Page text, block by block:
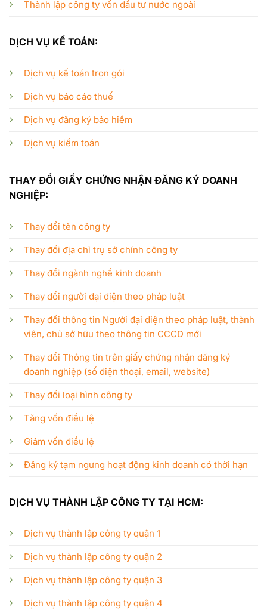
Thành lập công ty vốn đầu tư nước ngoài
DỊCH VỤ KẾ TOÁN:
Dịch vụ kế toán trọn gói
Dịch vụ báo cáo thuế
Dịch vụ đăng ký bảo hiểm
Dịch vụ kiểm toán
THAY ĐỔI GIẤY CHỨNG NHẬN ĐĂNG KÝ DOANH
NGHIỆP:
Thay đổi tên công ty
Thay đổi địa chỉ trụ sở chính công ty
Thay đổi ngành nghề kinh doanh
Thay đổi người đại diện theo pháp luật
Thay đổi thông tin Người đại diện theo pháp luật, thành
viên, chủ sở hữu theo thông tin CCCD mới
Thay đổi Thông tin trên giấy chứng nhận đăng ký
doanh nghiệp (số điện thoại, email, website)
Thay đổi loại hình công ty
Tăng vốn điều lệ
Giảm vốn điều lệ
Đăng ký tạm ngưng hoạt động kinh doanh có thời hạn
DỊCH VỤ THÀNH LẬP CÔNG TY TẠI HCM:
Dịch vụ thành lập công ty quận 1
Dịch vụ thành lập công ty quận 2
Dịch vụ thành lập công ty quận 3
Dịch vụ thành lập công ty quận 4